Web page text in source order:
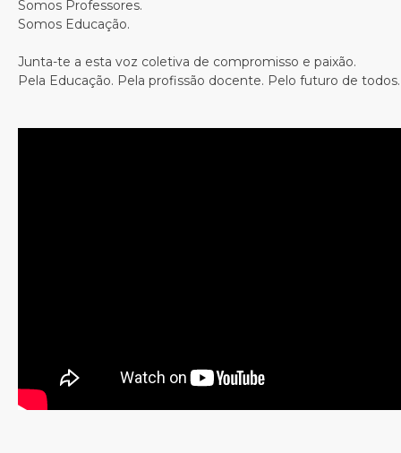
Somos Professores.
Somos Educação.
Junta-te a esta voz coletiva de compromisso e paixão.
Pela Educação. Pela profissão docente. Pelo futuro de todos.